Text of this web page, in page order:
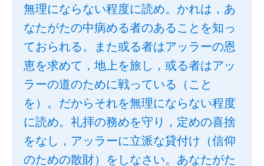
無理にならない程度に読め。かれは，あ
なたがたの中病める者のあることを知っ
ておられる。また或る者はアッラーの恩
恵を求めて，地上を旅し，或る者はアッ
ラーの道のために戦っている（こと
を）。だからそれを無理にならない程度
に読め。礼拝の務めを守り，定めの喜捨
をなし，アッラーに立派な貸付け（信仰
のための散財）をしなさい。あなたがた